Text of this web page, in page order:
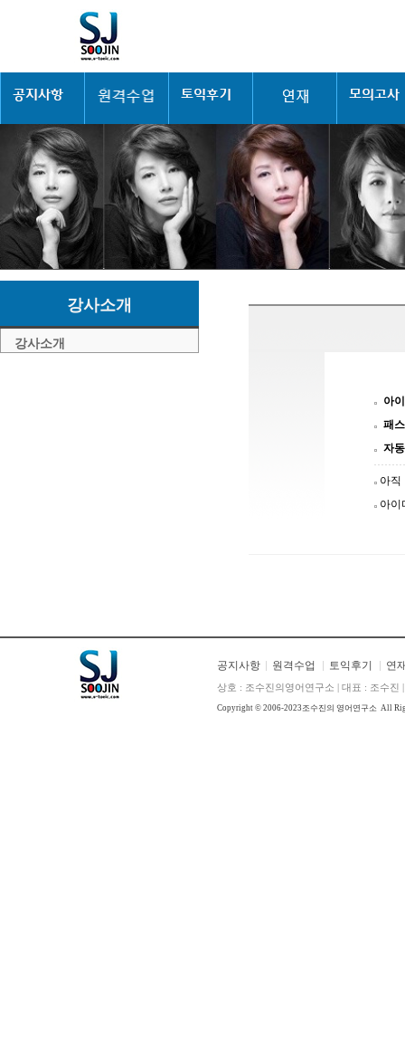
강사소개
강사소개
아
패
자
아
아
공지사항 원격수업 토익후기 연
상호 : 조수진의영어연구소 | 대표 : 조수진
Copyright © 2006-2023 조수진의 영어연구소 All